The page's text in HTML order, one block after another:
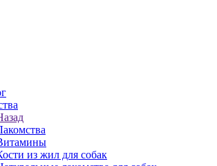
из жил для собак